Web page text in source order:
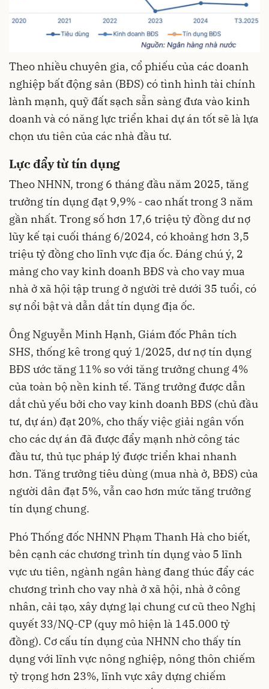
Theo nhiều chuyên gia, cổ phiếu của các doanh
nghiệp bất động sản (BĐS) có tình hình tài chính
lành mạnh, quỹ đất sạch sẵn sàng đưa vào kinh
doanh và có năng lực triển khai dự án tốt sẽ là lựa
chọn ưu tiên của các nhà đầu tư.
Lực đẩy từ tín dụng
Theo NHNN, trong 6 tháng đầu năm 2025, tăng
trưởng tín dụng đạt 9,9% - cao nhất trong 3 năm
gần nhất. Trong số hơn 17,6 triệu tỷ đồng dư nợ
lũy kế tại cuối tháng 6/2024, có khoảng hơn 3,5
triệu tỷ đồng cho lĩnh vực địa ốc. Đáng chú ý, 2
mảng cho vay kinh doanh BĐS và cho vay mua
nhà ở xã hội tập trung ở người trẻ dưới 35 tuổi, có
sự nổi bật và dẫn dắt tín dụng địa ốc.
Ông Nguyễn Minh Hạnh, Giám đốc Phân tích
SHS, thống kê trong quý 1/2025, dư nợ tín dụng
BĐS ước tăng 11% so với tăng trưởng chung 4%
của toàn bộ nền kinh tế. Tăng trưởng được dẫn
dắt chủ yếu bởi cho vay kinh doanh BĐS (chủ đầu
tư, dự án) đạt 20%, cho thấy việc giải ngân vốn
cho các dự án đã được đẩy mạnh nhờ công tác
đầu tư, thủ tục pháp lý được triển khai nhanh
hơn. Tăng trưởng tiêu dùng (mua nhà ở, BĐS) của
người dân đạt 5%, vẫn cao hơn mức tăng trưởng
tín dụng chung.
Phó Thống đốc NHNN Phạm Thanh Hà cho biết,
bên cạnh các chương trình tín dụng vào 5 lĩnh
vực ưu tiên, ngành ngân hàng đang thúc đẩy các
chương trình cho vay nhà ở xã hội, nhà ở công
nhân, cải tạo, xây dựng lại chung cư cũ theo Nghị
quyết 33/NQ-CP (quy mô hiện là 145.000 tỷ
đồng). Cơ cấu tín dụng của NHNN cho thấy tín
dụng với lĩnh vực nông nghiệp, nông thôn chiếm
tỷ trọng hơn 23%, lĩnh vực xây dựng chiếm